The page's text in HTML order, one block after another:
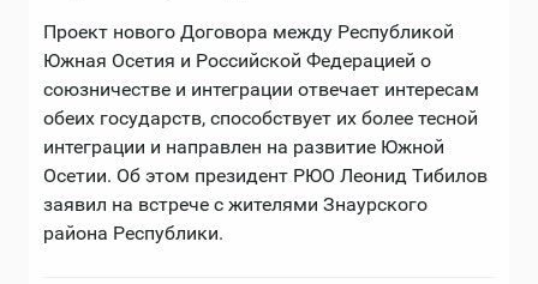
Проект нового Договора между Республикой
Южная Осетия и Российской Федерацией о
союзничестве и интеграции отвечает интересам
обеих государств, способствует их более тесной
интеграции и направлен на развитие Южной
Осетии. Об этом президент РЮО Леонид Тибилов
заявил на встрече с жителями Знаурского
района Республики.